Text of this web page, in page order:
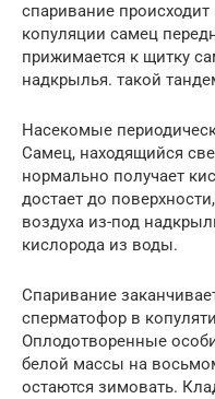
спаривание
копуляции самец
прижимается к щитку
надкрылья. такой
Насекомые
Самец, находящийся
нормально получает
достает до
воздуха из-под
кислорода из воды.
Спаривание
сперматофор в
Оплодотворенные
белой массы на
остаются зимовать.